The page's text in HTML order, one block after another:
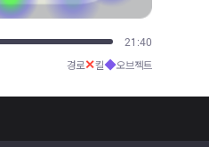
22:53
경로✕킬◆오브젝트